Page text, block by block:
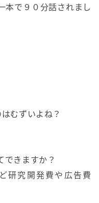
本で９０分話されまし
むずいよね？
できますか？
研究開発費や広告費